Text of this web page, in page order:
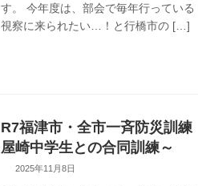
す。 今年度は、部会で毎年行ってい
視察に来られたい…！と行橋市の […]
R7福津市・全市一斉防災訓
屋崎中学生との合同訓練～
2025年11月8日